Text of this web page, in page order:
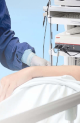
nên loại bỏ
hoặc hẹn
uống khoảng 3
sẽ tiến hành
đông máutừ 5-